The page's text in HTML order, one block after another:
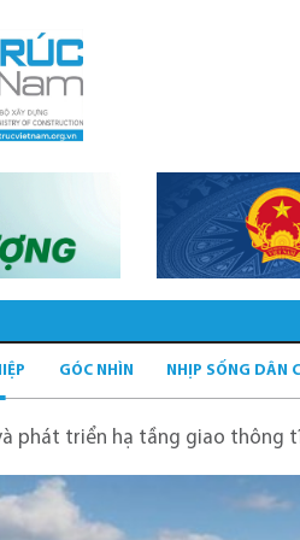
GÓC NHÌN NHỊP SỐNG DÂN
thông tĩnh xanh Quy